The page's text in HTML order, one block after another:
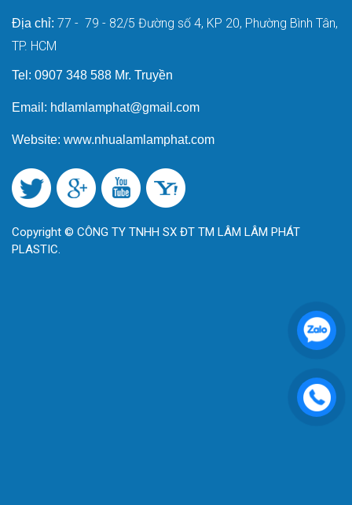
Địa chỉ: 77 - 79 - 82/5 Đường số 4, KP 20, Phường Bình Tân,
TP. HCM
Tel: 0907 348 588 Mr. Truyền
Email: hdlamlamphat@gmail.com
Website: www.nhualamlamphat.com
Copyright © CÔNG TY TNHH SX ĐT TM LÂM LÂM PHÁT
PLASTIC.